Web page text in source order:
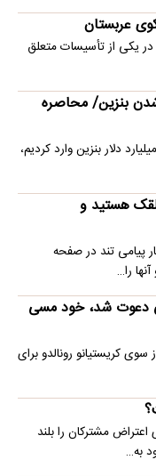
عربستان
یکی از تأسیسات متعلق
بنزین/ محاصره
مسعود پزشکیان گفت: دلار کم شده و پارسال ۶ میلیارد دلار بنزین وارد کردیم،
هستید و
پیامی تند در صفحه
را…
دعوت شد، خود مسی
کریستیانو رونالدو برای
مشترکان را بلند
به…